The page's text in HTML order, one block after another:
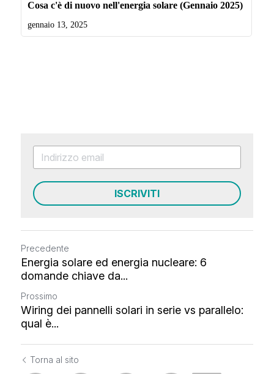
ISCRIVITI
Precedente
Energia solare ed energia nucleare: 6
domande chiave da...
Prossimo
Wiring dei pannelli solari in serie vs parallelo:
qual è...
Torna al sito